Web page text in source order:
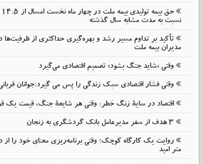
نسبت به مدت مشابه سال گذشته
تأکید بر تداوم مسیر رشد و بهره‌گیری حداکثری از ظرفیت‌ها
مدیران بیمه ملت
وقتی «شاید جنگ بشود» تصمیم اقتصادی می‌گیرد
وقتی فشار اقتصادی سبک زندگی را پس می گیرد:جوانان قربانی
اقتصاد در سایهٔ زنگ خطر: وقتی هر شایعهٔ جنگ، قیمت یک
۳ هدف از سفر مدیرعامل بانک گردشگری به زنجان
روایت یک کارگاه کوچک؛ وقتی برنامه‌ریزی معنای خود را
متر امید